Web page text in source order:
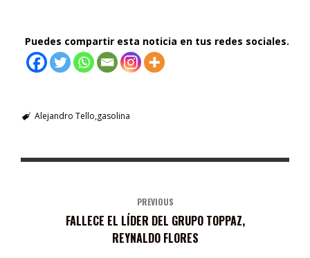
Puedes compartir esta noticia en tus redes sociales.
Alejandro Tello gasolina
PREVIOUS
FALLECE EL LÍDER DEL GRUPO TOPPAZ,
REYNALDO FLORES